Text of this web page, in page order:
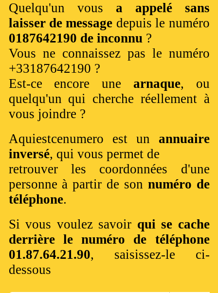
Quelqu'un vous a appelé sans
laisser de message depuis le numéro
0187642190 de inconnu?
Vous ne connaissez pas le numéro
+33187642190 ?
Est-ce encore une arnaque, ou
quelqu'un qui cherche réellement à
vous joindre ?
Aquiestcenumero est un annuaire
inversé, qui vous permet de
retrouver les coordonnées d'une
personne à partir de son numéro de
téléphone.
Si vous voulez savoir qui se cache
derrière le numéro de téléphone
01.87.64.21.90, saisissez-le ci-
dessous